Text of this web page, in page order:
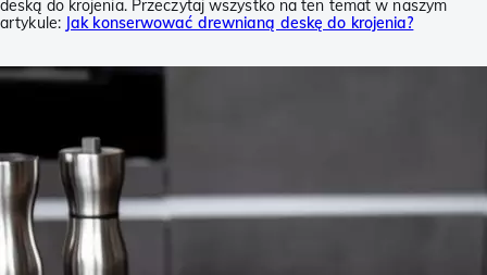
deską do krojenia. Przeczytaj wszystko na ten temat w naszym
artykule: Jak konserwować drewnianą deskę do krojenia?